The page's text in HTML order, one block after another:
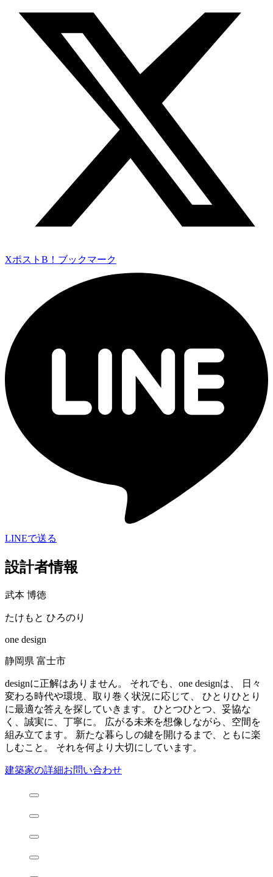
Xポスト B！ブックマーク
LINEで送る
設計者情報
武本 博徳
たけもと ひろのり
one design
静岡県 富士市
designに正解はありません。 それでも、one designは、 日々
変わる時代や環境、取り巻く状況に応じて、 ひとりひとり
に最適な答えを探していきます。 ひとつひとつ、妥協な
く、誠実に、丁寧に。 広がる未来を想像しながら、空間を
組み立てます。 新たな暮らしの鍵を開けるまで、ともに楽
しむこと。 それを何より大切にしています。
建築家の詳細お問い合わせ